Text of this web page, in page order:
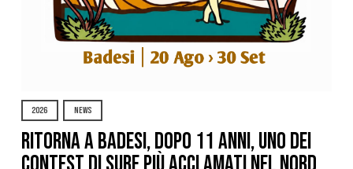
2026 NEWS
Ritorna a Badesi, dopo 11 anni, uno dei